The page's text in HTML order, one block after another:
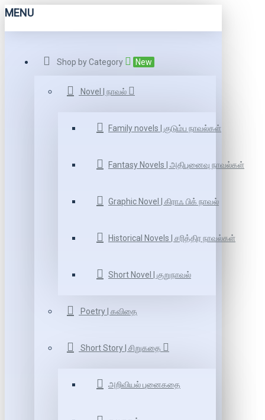
MENU
Shop by Category New
Novel | நாவல்
Family novels | குடும்ப நாவல்கள்
Fantasy Novels | அதிபுனைவு நாவல்கள்
Graphic Novel | கிராஃ பிக் நாவல்
Historical Novels | சரித்திர நாவல்கள்
Short Novel | குறுநாவல்
Poetry | கவிதை
Short Story | சிறுகதை
அறிவியல் புனைகதை